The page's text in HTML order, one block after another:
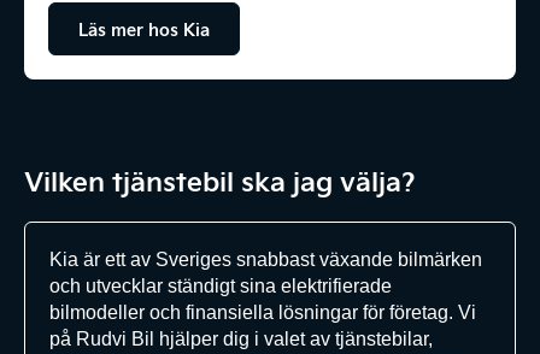
Läs mer hos Kia
Vilken tjänstebil ska jag välja?
Kia är ett av Sveriges snabbast växande bilmärken
och utvecklar ständigt sina elektrifierade
bilmodeller och finansiella lösningar för företag. Vi
på Rudvi Bil hjälper dig i valet av tjänstebilar,